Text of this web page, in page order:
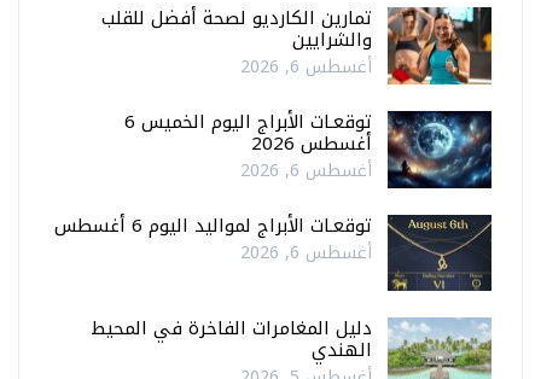
تمارين الكارديو لصحة أفضل للقلب
والشرايين
أغسطس 6, 2026
توقعـات الأبراج اليوم الخميس 6
أغسطس 2026
أغسطس 6, 2026
توقعـات الأبراج لمواليد اليوم 6 أغسطس
أغسطس 6, 2026
دليل المغامرات الفاخرة في المحيط
الهندي